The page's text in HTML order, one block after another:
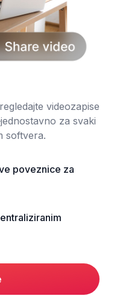
videozapise
za svaki
softvera.
poveznice za